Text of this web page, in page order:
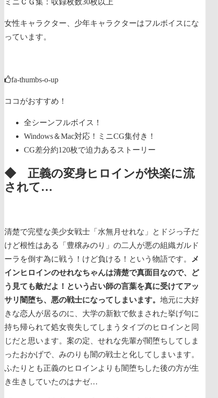
女性キャラクター、少年キャラクターはフルボイスにな
っています。
fa-thumbs-o-up
ココがおすすめ！
全シーンフルボイス！
Windows＆Mac対応！ミニCG集付き！
CG差分約120枚で迫力あるストーリー
◆ 正義の変身ヒロインが快楽に流
されて…
清楚で完璧な美少女戦士「 水無月せれな」とドジっ子だ
けど根性はある「豊穣みのり」の二人が悪の組織ガルド
ーラを倒す為に戦う！けど負ける！という物語です。
メ
インヒロインのせれなちゃんは清楚で真面目なので、ど
う見ても敵だよ！という占い師の言葉を真に受けてアッ
サリ闇堕ち、悪の戦士になってしまいます。 地元に大好
きな恋人が居るのに、大学の新歓で飲まされた挙げ句に
持ち帰られて処女喪失してしまうタイプのヒロインと同
じだと思います。案の定、せれな先輩が闇堕ちしてしま
ったおかげで、みのりも闇の戦士と化してしまいます。
ふたりとも正義のヒロインよりも闇堕ちした後の方が生
き生きしていたのはナゼ…